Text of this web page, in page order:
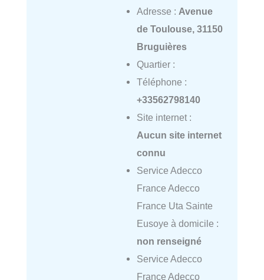
Adresse : Avenue
de Toulouse, 31150
Bruguières
Quartier :
Téléphone :
+33562798140
Site internet :
Aucun site internet
connu
Service Adecco
France Adecco
France Uta Sainte
Eusoye à domicile :
non renseigné
Service Adecco
France Adecco